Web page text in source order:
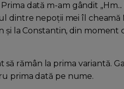
dată m-am gândit
dintre nepoții mei îl cheamă
și la Constantin, din
rămân la prima variantă.
prima dată pe nume.